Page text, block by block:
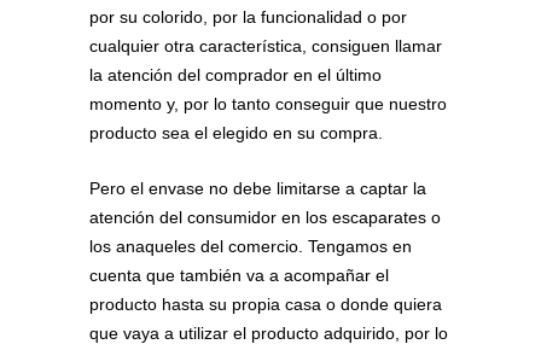
por su colorido, por la funcionalidad o por
cualquier otra característica, consiguen llamar
la atención del comprador en el último
momento y, por lo tanto conseguir que nuestro
producto sea el elegido en su compra.
Pero el envase no debe limitarse a captar la
atención del consumidor en los escaparates o
los anaqueles del comercio. Tengamos en
cuenta que también va a acompañar el
producto hasta su propia casa o donde quiera
que vaya a utilizar el producto adquirido, por lo